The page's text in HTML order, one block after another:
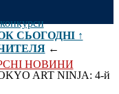
СЬОГОДНІ ↑
←
НОВИНИ
ART NINJA: 4-й